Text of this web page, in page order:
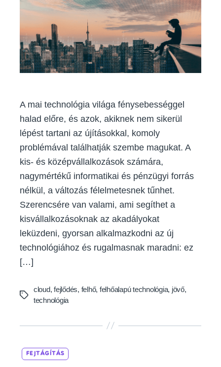
jövőhöz
A mai technológia világa fénysebességgel
halad előre, és azok, akiknek nem sikerül
lépést tartani az újításokkal, komoly
problémával találhatják szembe magukat. A
kis- és középvállalkozások számára,
nagymértékű informatikai és pénzügyi forrás
nélkül, a változás félelmetesnek tűnhet.
Szerencsére van valami, ami segíthet a
kisvállalkozásoknak az akadályokat
leküzdeni, gyorsan alkalmazkodni az új
technológiához és rugalmasnak maradni: ez
[…]
Tags
cloud,fejlődés, felhő, felhőalapú technológia, jövő,
technológia
FEJTÁGÍTÁS